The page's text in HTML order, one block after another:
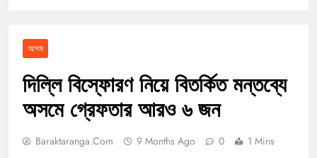
অসম
দিল্লি বিস্ফোরণ নিয়ে বিতর্কিত মন্তব্যে
অসমে গ্রেফতার আরও ৬ জন
Baraktaranga.com 9 Months Ago 0 1 Mins